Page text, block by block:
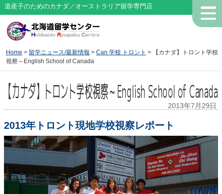
道産子のためのカナダ／オーストラリア留学専門店
Home > 留学ニュース/最新情報 > Can 学校 トロント > 【カナダ】トロント学校
視察～English School of Canada
【カナダ】トロント学校視察～English School of Canada
2013年7月29日
2013年トロント現地学校視察レポート